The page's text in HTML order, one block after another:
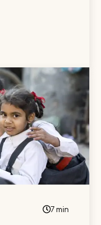
7 min